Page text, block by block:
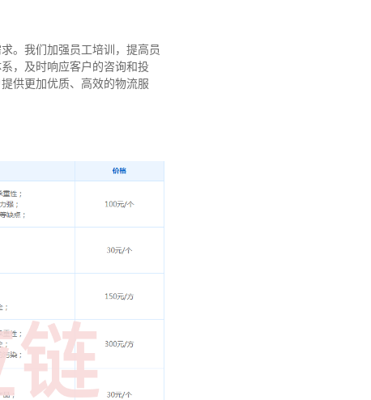
。我们加强员工培训，提高员
，及时响应客户的咨询和投
供更加优质、高效的物流服